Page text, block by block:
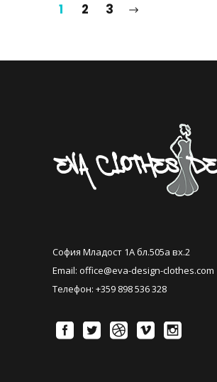
1 2 3
София Младост 1А бл.505а вх.2
Email: office@eva-design-clothes.com
Телефон: +359 898 536 328